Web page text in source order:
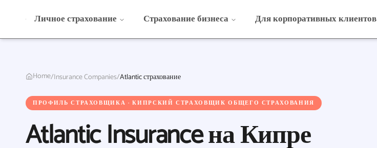
Личное страхование Страхование бизнеса Для корпоративных клиентов
Home/Insurance Companies/Atlantic страхование
ПРОФИЛЬ СТРАХОВЩИКА · КИПРСКИЙ СТРАХОВЩИК ОБЩЕГО СТРАХОВАНИЯ
Atlantic Insurance на Кипре